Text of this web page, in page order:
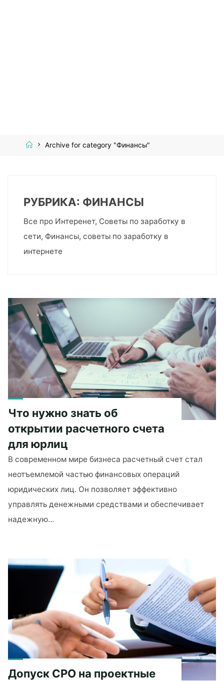
HomeArchive for category "Финансы"
РУБРИКА: ФИНАНСЫ
Все про Интеренет, Советы по заработку в
сети, Финансы, советы по заработку в
интернете
Что нужно знать об
открытии расчетного счета
для юрлиц
В современном мире бизнеса расчетный счет стал
неотъемлемой частью финансовых операций
юридических лиц. Он позволяет эффективно
управлять денежными средствами и обеспечивает
надежную…
знать
счета
для
юрлиц"
Допуск СРО на проектные